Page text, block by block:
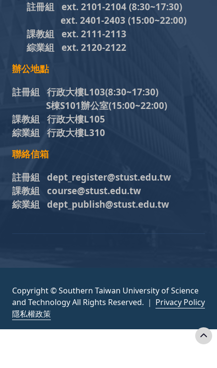
註冊組 ext. 2101-2104 (8:30~17:30)
ext. 2401-2403 (15:00~22:00)
課教組 ext. 2111-2113
綜業組
ext. 2120-2122
辦公地點
註冊組 行政大樓L103(8:30~17:30)
S棟S101辦公室(15:00~22:00)
課教組 行政大樓L105
綜業組 行政大樓L310
聯絡信箱
註冊組 dept_register@stust.edu.tw
課教組 course@stust.edu.tw
綜業組 dept_publish@stust.edu.tw
Copyright © Southern Taiwan University of Science
and Technology All Rights Reserved. ｜ Privacy Policy
隱私權政策